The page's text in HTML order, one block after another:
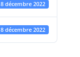
8 décembre 2022
8 décembre 2022